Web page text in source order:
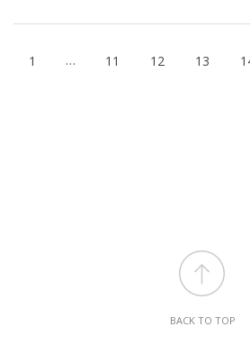
1 … 11 12 13
BACK TO TOP